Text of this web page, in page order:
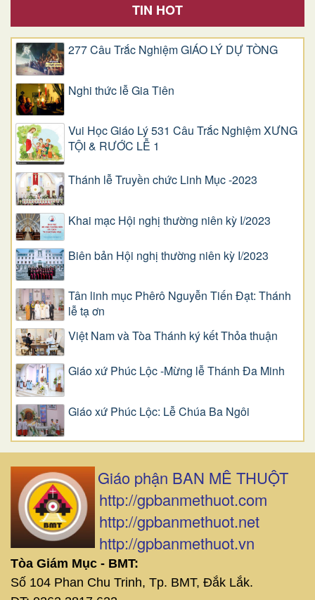
TIN HOT
277 Câu Trắc Nghiệm GIÁO LÝ DỰ TÒNG
Nghi thức lễ Gia Tiên
Vui Học Giáo Lý 531 Câu Trắc Nghiệm XƯNG
TỘI & RƯỚC LỄ 1
Thánh lễ Truyền chức Linh Mục -2023
Khai mạc Hội nghị thường niên kỳ I/2023
Biên bản Hội nghị thường niên kỳ I/2023
Tân linh mục Phêrô Nguyễn Tiến Đạt: Thánh
lễ tạ ơn
Việt Nam và Tòa Thánh ký kết Thỏa thuận
Giáo xứ Phúc Lộc -Mừng lễ Thánh Đa Minh
Giáo xứ Phúc Lộc: Lễ Chúa Ba Ngôi
Giáo phận BAN MÊ THUỘT
http://gpbanmethuot.com
http://gpbanmethuot.net
http://gpbanmethuot.vn
Tòa Giám Mục - BMT:
Số 104 Phan Chu Trinh, Tp. BMT, Đắk Lắk.